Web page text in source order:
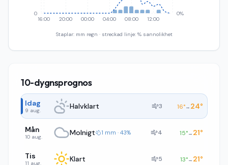
16:00 20:00 00:00 04:00 08:00 12:00
0 0%
Staplar: mm regn · streckad linje: % sannolikhet
10-dygnsprognos
Idag
9 aug. Halvklart 3 16°→ 24°
Mån
10 aug. Molnigt 1 mm · 43% 4 15°→ 21°
Tis
11 aug. Klart 5 13°→ 21°